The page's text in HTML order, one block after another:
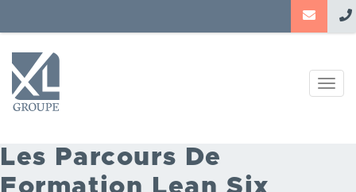
principal
Les Parcours De